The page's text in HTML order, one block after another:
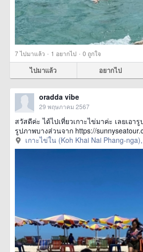
7ไปมาแล้ว · 1 อยากไป · 0 ถูกใจ
ไปมาแล้ว อยากไป
oradda vibe
29 พฤษภาคม 2567
สวัสดีค่ะ ได้ไปเที่ยวเกาะไข่มาค่ะ เลยเอ
รูปภาพบางส่วนจาก https://
เกาะไข่ใน (Koh Khai Nai Phang-